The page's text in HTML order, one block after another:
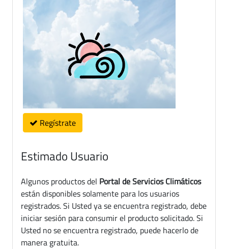
Regístrate
Estimado Usuario
Algunos productos del Portal de Servicios Climáticos
están disponibles solamente para los usuarios
registrados. Si Usted ya se encuentra registrado, debe
iniciar sesión para consumir el producto solicitado. Si
Usted no se encuentra registrado, puede hacerlo de
manera gratuita.